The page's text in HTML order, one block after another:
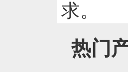
求。
热门